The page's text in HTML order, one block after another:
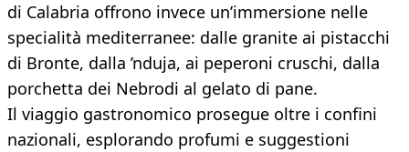
di Calabria offrono invece un’immersione nelle
specialità mediterranee: dalle granite ai pistacchi
di Bronte, dalla ’nduja, ai peperoni cruschi, dalla
porchetta dei Nebrodi al gelato di pane.
Il viaggio gastronomico prosegue oltre i confini
nazionali, esplorando profumi e suggestioni